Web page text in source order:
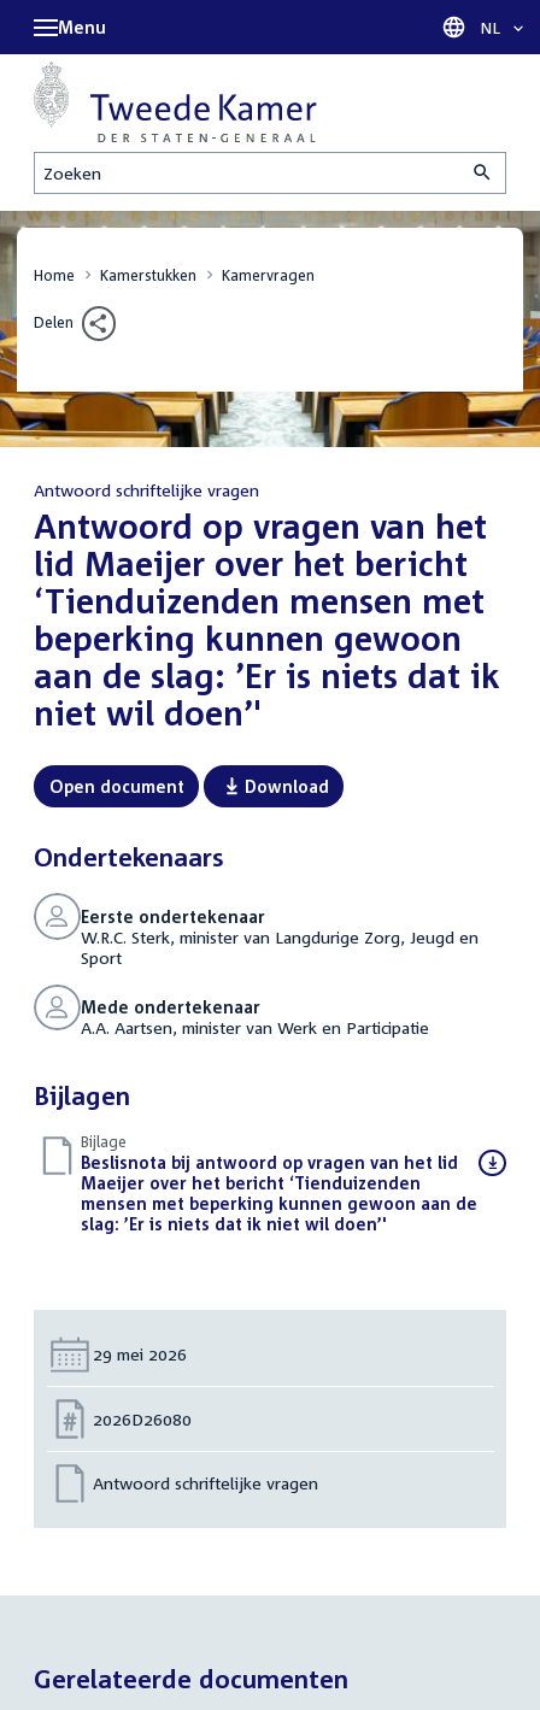
Zoeken
Menu Taal
NL
Home Kamerstukken Kamervragen
Delen
Antwoord schriftelijke vragen
Antwoord op vragen van het
lid Maeijer over het bericht
‘Tienduizenden mensen met
beperking kunnen gewoon
aan de slag: ’Er is niets dat ik
niet wil doen’'
Open document Download
Ondertekenaars
Eerste ondertekenaar
W.R.C. Sterk, minister van Langdurige Zorg, Jeugd en
Sport
Mede ondertekenaar
A.A. Aartsen, minister van Werk en Participatie
Bijlagen
Bijlage
Download
bestand:
Beslisnota bij antwoord op vragen van het lid
Maeijer over het bericht ‘Tienduizenden
mensen met beperking kunnen gewoon aan de
slag: ’Er is niets dat ik niet wil doen’'
Datum:
29 mei 2026
Nummer:
2026D26080
Antwoord schriftelijke vragen
Gerelateerde documenten